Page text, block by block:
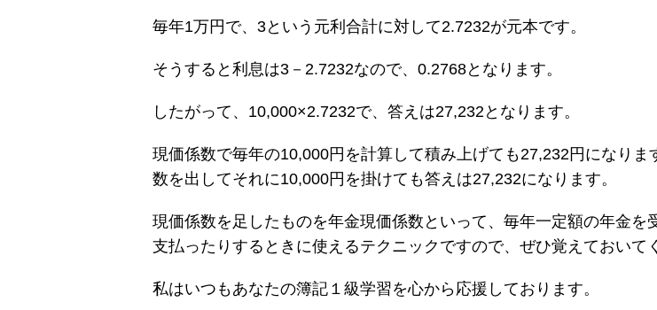
毎年1万円で、3という元利合計に対して2.7232が元本です。
そうすると利息は3－2.7232なので、0.2768となります。
したがって、10,000×2.7232で、答えは27,232となります。
現価係数で毎年の10,000円を計算して積み上げても27,232円になりま
数を出してそれに10,000円を掛けても答えは27,232になります。
現価係数を足したものを年金現価係数といって、毎年一定額の年金を
支払ったりするときに使えるテクニックですので、ぜひ覚えておいて
私はいつもあなたの簿記１級学習を心から応援しております。